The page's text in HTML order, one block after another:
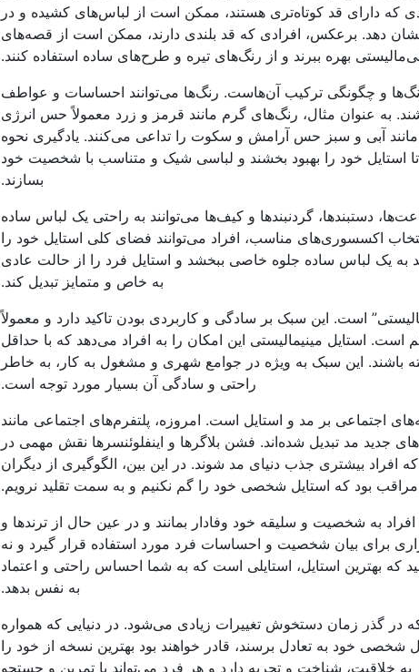
که دارای قد کوتاه‌تری هستند، ممکن است از لباس‌های کشیده و در
نشان دهد. برعکس، افرادی که قد بلندی دارند، ممکن است از قصه‌های
بهره ببرند و از رنگ‌های تیره و طرح‌های ساده استفاده کنند.
رنگ‌ها و چگونگی ترکیب آن‌هاست. رنگ‌ها می‌توانند احساسات و عواطف
به عنوان مثال، رنگ‌های گرم مانند قرمز و زرد معمولاً حس انرژی
مانند آبی و سبز حس آرامش و سکوت را تداعی می‌کنند. یادگیری نحوه
استایل خود را بهبود بخشند و لباسی شیک و متناسب با شخصیت خود
بسازند.
دستبندها، گردنبندها و کیف‌ها می‌توانند به راحتی یک لباس ساده
اکسسوری‌های مناسب، افراد می‌توانند فضای کلی استایل خود را
به یک لباس ساده جلوه خاصی ببخشد و استایل فرد را از حالت عادی
به خاص و متمایز تبدیل کند.
است. این سبک بر سادگی و کاربردی بودن تاکید دارد و معمولاً
استایل مینیمالیستی این امکان را به افراد می‌دهد که با حداقل
باشند. این سبک به ویژه در جوامع شهری و مشغول به کار، به خاطر
راحتی و سادگی آن بسیار مورد توجه است.
اجتماعی بر مد و استایل است. امروزه، پلتفرم‌های اجتماعی مانند
جدید مد تبدیل شده‌اند. فشن بلاگرها و اینفلوئنسرها نقش مهمی در
افراد بیشتری جذب دنیای مد شوند. در این بین، الگوگیری از دیگران
مراقب بود که استایل شخصی خود را گم نکنیم و به سمت تقلید نرویم.
به شخصیت و سلیقه خود وفادار بمانند و در عین حال از ترندها و
برای بیان شخصیت و احساسات فرد مورد استفاده قرار گیرد و نه
که بهترین استایل، استایلی است که به شما احساس راحتی و اعتماد
به نفس بدهد.
در گذر زمان دستخوش تغییرات زیادی می‌شود. در دنیایی که همواره
شخصی خود به تعادل برسند، قادر خواهند بود بهترین نسخه از خود را
خلاقیت، شناخت و تجربه دارد و هر فرد می‌تواند با تمرین و جستجو